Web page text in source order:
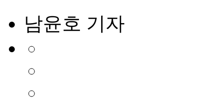
남윤호 기자